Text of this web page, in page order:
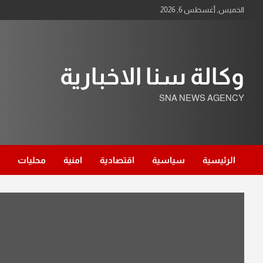
الخميس, أغسطس 6, 2026
وكالة سنا الاخبارية
SNA NEWS AGENCY
الرئيسية سياسية اقتصادية امنية محليات